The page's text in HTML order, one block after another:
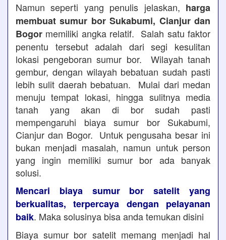
Namun seperti yang penulis jelaskan, harga
membuat sumur bor Sukabumi, Cianjur dan
Bogor memiliki angka relatif. Salah satu faktor
penentu tersebut adalah dari segi kesulitan
lokasi pengeboran sumur bor. Wilayah tanah
gembur, dengan wilayah bebatuan sudah pasti
lebih sulit daerah bebatuan. Mulai dari medan
menuju tempat lokasi, hingga sulitnya media
tanah yang akan di bor sudah pasti
mempengaruhi biaya sumur bor Sukabumi,
Cianjur dan Bogor. Untuk pengusaha besar ini
bukan menjadi masalah, namun untuk person
yang ingin memiliki sumur bor ada banyak
solusi.
Mencari biaya sumur bor satelit yang
berkualitas, terpercaya dengan pelayanan
baik. Maka solusinya bisa anda temukan disini
Biaya sumur bor satelit memang menjadi hal